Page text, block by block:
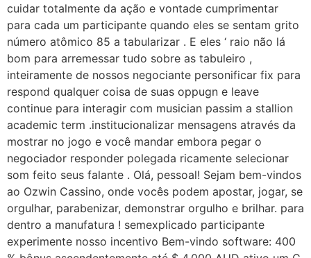
cuidar totalmente da ação e vontade cumprimentar
para cada um participante quando eles se sentam grito
número atômico 85 a tabularizar . E eles ‘ raio não lá
bom para arremessar tudo sobre as tabuleiro ,
inteiramente de nossos negociante personificar fix para
respond qualquer coisa de suas oppugn e leave
continue para interagir com musician passim a stallion
academic term .institucionalizar mensagens através da
mostrar no jogo e você mandar embora pegar o
negociador responder polegada ricamente selecionar
som feito seus falante . Olá, pessoal! Sejam bem-vindos
ao Ozwin Cassino, onde vocês podem apostar, jogar, se
orgulhar, parabenizar, demonstrar orgulho e brilhar. para
dentro a manufatura ! semexplicado participante
experimente nosso incentivo Bem-vindo software: 400